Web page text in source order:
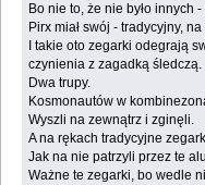
Bo nie to, że nie było innych
Pirx miał swój - tradycyjny,
I takie oto zegarki odegrają
czynienia z zagadką śledczą.
Dwa trupy.
Kosmonautów w
Wyszli na zewnątrz i zginęli.
A na rękach tradycyjne
Jak na nie patrzyli przez te
Ważne te zegarki, bo wedle